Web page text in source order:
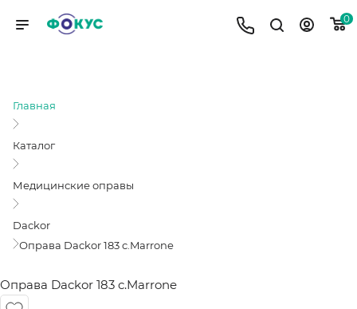
0
Главная
Каталог
Медицинские оправы
Dackor
Оправа Dackor 183 c.Marrone
Оправа Dackor 183 c.Marrone